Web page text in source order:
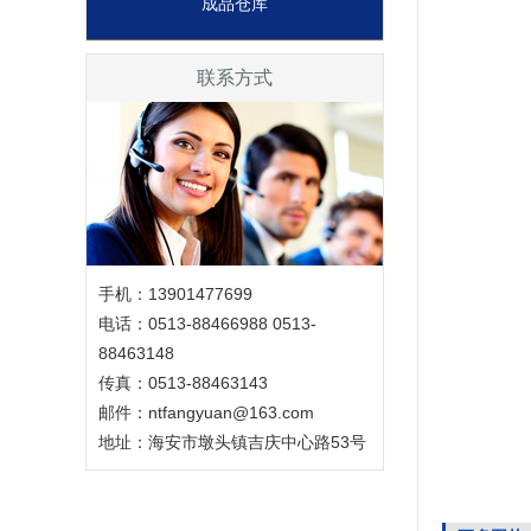
联系方式
手机：13901477699
电话：0513-88466988 0513-
88463148
传真：0513-88463143
邮件：ntfangyuan@163.com
地址：海安市墩头镇吉庆中心路53号